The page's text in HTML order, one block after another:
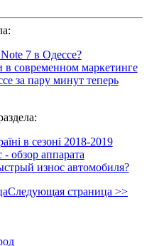
7 в Одессе?
в современном маркетинге
за пару минут теперь
в сезоні 2018-2019
обзор аппарата
износ автомобиля?
Следующая страница >>